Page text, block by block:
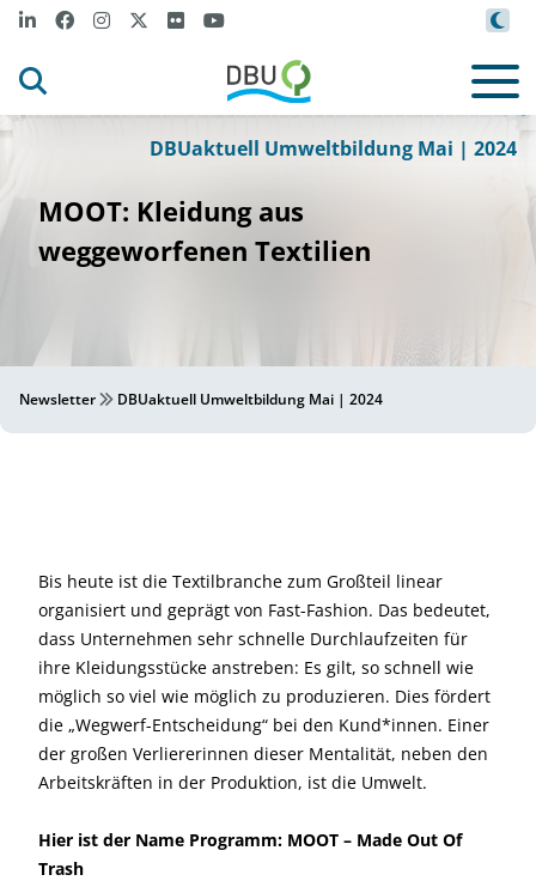
DBUaktuell Umweltbildung Mai | 2024
MOOT: Kleidung aus
weggeworfenen Textilien
Newsletter DBUaktuell Umweltbildung Mai | 2024
Bis heute ist die Textilbranche zum Großteil linear
organisiert und geprägt von Fast-Fashion. Das bedeutet,
dass Unternehmen sehr schnelle Durchlaufzeiten für
ihre Kleidungsstücke anstreben: Es gilt, so schnell wie
möglich so viel wie möglich zu produzieren. Dies fördert
die „Wegwerf-Entscheidung“ bei den Kund*innen. Einer
der großen Verliererinnen dieser Mentalität, neben den
Arbeitskräften in der Produktion, ist die Umwelt.
Hier ist der Name Programm: MOOT – Made Out Of
Trash